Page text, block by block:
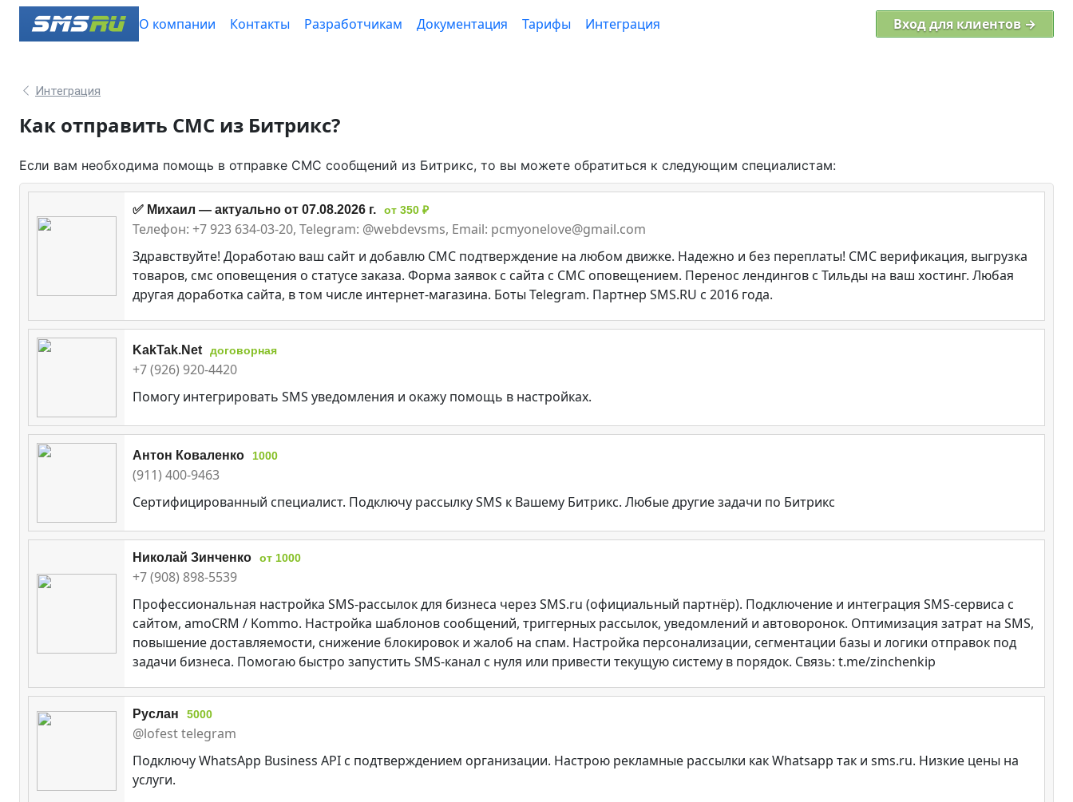
О компании Контакты Разработчикам Документация Тарифы Интеграция Вход для клиентов →
Интеграция
Как отправить СМС из Битрикс?
Если вам необходима помощь в отправке СМС сообщений из Битрикс, то вы можете обратиться к следующим специалистам:
✅ Михаил — актуально от 07.08.2026 г. от 350 ₽
Телефон: +7 923 634-03-20, Telegram: @webdevsms, Email: pcmyonelove@gmail.com
Здравствуйте! Доработаю ваш сайт и добавлю СМС подтверждение на любом движке. Надежно и без переплаты! СМС верификация, выгрузка
товаров, смс оповещения о статусе заказа. Форма заявок с сайта с СМС оповещением. Перенос лендингов с Тильды на ваш хостинг. Любая
другая доработка сайта, в том числе интернет-магазина. Боты Telegram. Партнер SMS.RU с 2016 года.
KakTak.Net договорная
+7 (926) 920-4420
Помогу интегрировать SMS уведомления и окажу помощь в настройках.
Антон Коваленко 1000
(911) 400-9463
Сертифицированный специалист. Подключу рассылку SMS к Вашему Битрикс. Любые другие задачи по Битрикс
Николай Зинченко от 1000
+7 (908) 898-5539
Профессиональная настройка SMS-рассылок для бизнеса через SMS.ru (официальный партнёр). Подключение и интеграция SMS-сервиса с
сайтом, amoCRM / Kommo. Настройка шаблонов сообщений, триггерных рассылок, уведомлений и автоворонок. Оптимизация затрат на SMS,
повышение доставляемости, снижение блокировок и жалоб на спам. Настройка персонализации, сегментации базы и логики отправок под
задачи бизнеса. Помогаю быстро запустить SMS-канал с нуля или привести текущую систему в порядок. Связь: t.me/zinchenkip
Руслан 5000
@lofest telegram
Подключу WhatsApp Business API с подтверждением организации. Настрою рекламные рассылки как Whatsapp так и sms.ru. Низкие цены на
услуги.